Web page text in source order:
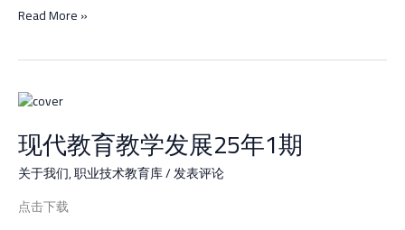
25
Read More »
现代教育教学发展25年1期
关于我们,职业技术教育库/发表评论
点击下载
现
教
育
教
发